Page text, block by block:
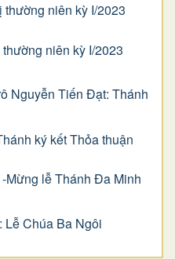
niên kỳ I/2023
niên kỳ I/2023
Nguyễn Tiến Đạt: Thánh
ký kết Thỏa thuận
Mừng lễ Thánh Đa Minh
Lễ Chúa Ba Ngôi